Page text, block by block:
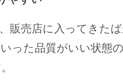
販売店に入ってきた
った品質がいい状態